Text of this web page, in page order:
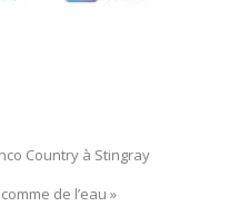
Country à Stingray
de l’eau »